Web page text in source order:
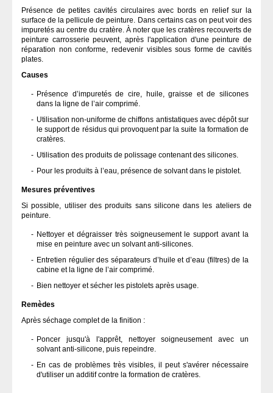
Présence de petites cavités circulaires avec bords en relief sur la
surface de la pellicule de peinture. Dans certains cas on peut voir des
impuretés au centre du cratère. À noter que les cratères recouverts de
peinture carrosserie peuvent, après l'application d'une peinture de
réparation non conforme, redevenir visibles sous forme de cavités
plates.
Causes
Présence d’impuretés de cire, huile, graisse et de silicones
dans la ligne de l’air comprimé.
Utilisation non-uniforme de chiffons antistatiques avec dépôt sur
le support de résidus qui provoquent par la suite la formation de
cratères.
Utilisation des produits de polissage contenant des silicones.
Pour les produits à lʼeau, présence de solvant dans le pistolet.
Mesures préventives
Si possible, utiliser des produits sans silicone dans les ateliers de
peinture.
Nettoyer et dégraisser très soigneusement le support avant la
mise en peinture avec un solvant anti-silicones.
Entretien régulier des séparateurs d’huile et d’eau (filtres) de la
cabine et la ligne de l’air comprimé.
Bien nettoyer et sécher les pistolets après usage.
Remèdes
Après séchage complet de la finition :
Poncer jusqu'à l'apprêt, nettoyer soigneusement avec un
solvant anti-silicone, puis repeindre.
En cas de problèmes très visibles, il peut s'avérer nécessaire
d'utiliser un additif contre la formation de cratères.